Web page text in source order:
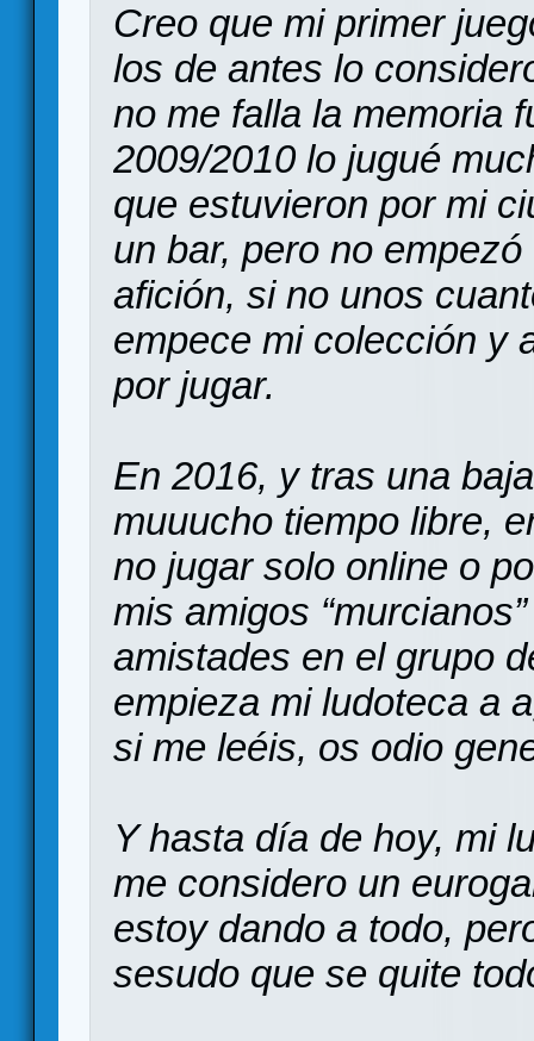
Creo que mi primer
los de antes lo
no me falla la memoria
2009/2010 lo jugué
que estuvieron por mi
un bar, pero no
afición, si no unos
empece mi colección y
por jugar.
En 2016, y tras una
muuucho tiempo libre,
no jugar solo online o
mis amigos
amistades en el grupo
empieza mi ludoteca a
si me leéis, os odio
Y hasta día de hoy, mi
me considero un
estoy dando a todo,
sesudo que se quite